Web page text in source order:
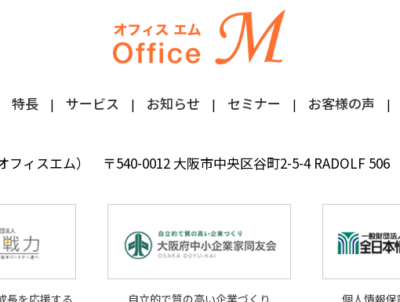
特長 サービス お知らせ セミナー お客様の声
ィスエム） 〒540-0012 大阪市中央区谷町2-5-4 RADOLF 506
長を応援する 自立的で質の高い企業づくり 個人情報